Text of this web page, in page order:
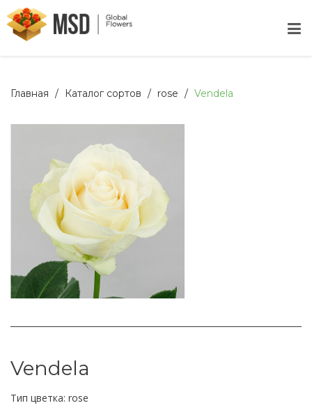
Главная Каталог сортов rose Vendela
Vendela
Тип цветка: rose